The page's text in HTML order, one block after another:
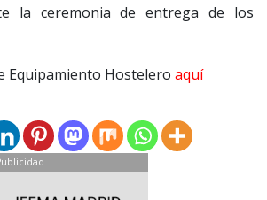
la ceremonia de entrega de los
Equipamiento Hostelero aquí